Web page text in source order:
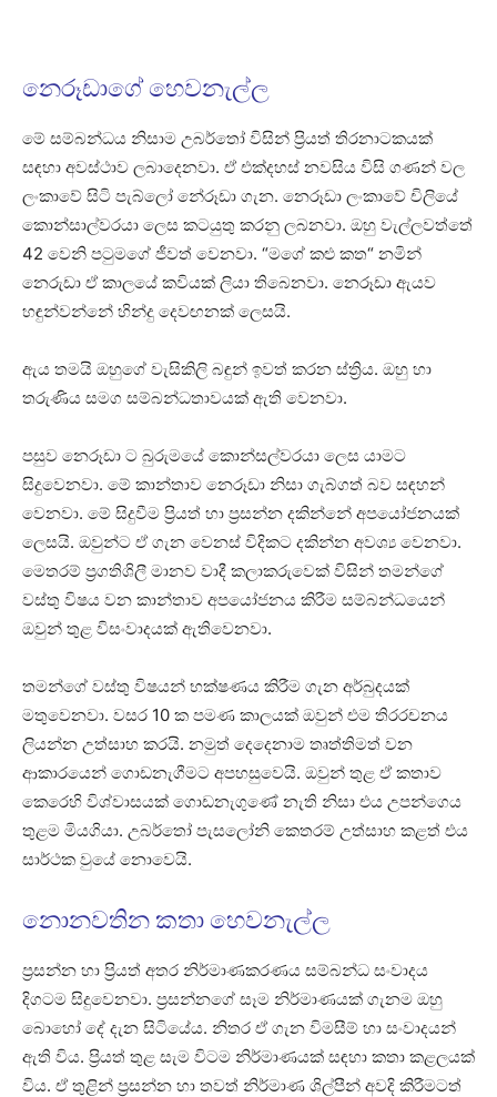
නෙරූඩාගේ හෙවනැල්ල
මේ සම්බන්ධය නිසාම උබර්තෝ විසින් ප්‍රියත් තිරනාටකයක්
සඳහා අවස්ථාව ලබාදෙනවා. ඒ එක්දහස් නවසිය විසි ගණන් වල
ලංකාවේ සිටි පැබ්ලෝ නේරූඩා ගැන. නෙරූඩා ලංකාවේ චිලියේ
කොන්සාල්වරයා ලෙස කටයුතු කරනු ලබනවා. ඔහු වැල්ලවත්තේ
42 වෙනි පටුමගේ ජීවත් වෙනවා. “මගේ කළු කත“ නමින්
නෙරුඩා ඒ කාලයේ කවියක් ලියා තිබෙනවා. නෙරූඩා ඇයව
හඳුන්වන්නේ හින්දු දෙවඟනක් ලෙසයි.
ඇය තමයි ඔහුගේ වැසිකිලි බඳුන් ඉවත් කරන ස්ත්‍රිය. ඔහු හා
තරුණිය සමග සම්බන්ධතාවයක් ඇති වෙනවා.
පසුව නෙරූඩා ට බුරුමයේ කොන්සල්වරයා ලෙස යාමට
සිදුවෙනවා. මේ කාන්තාව නෙරූඩා නිසා ගැබ්ගත් බව සඳහන්
වෙනවා. මේ සිදුවීම ප්‍රියත් හා ප්‍රසන්න දකින්නේ අපයෝජනයක්
ලෙසයි. ඔවුන්ට ඒ ගැන වෙනස් විදිකට දකින්න අවශ්‍ය වෙනවා.
මෙතරම් ප්‍රගතිශිලී මානව වාදී කලාකරුවෙක් විසින් තමන්ගේ
වස්තු විෂය වන කාන්තාව අපයෝජනය කිරීම සම්බන්ධයෙන්
ඔවුන් තුළ විසංවාදයක් ඇතිවෙනවා.
තමන්ගේ වස්තු විෂයන් භක්ෂණය කිරීම ගැන අර්බුදයක්
මතුවෙනවා. වසර 10 ක පමණ කාලයක් ඔවුන් එම තිරරචනය
ලියන්න උත්සාහ කරයි. නමුත් දෙදෙනාම තෘත්තිමත් වන
ආකාරයෙන් ගොඩනැගීමට අපහසුවෙයි. ඔවුන් තුළ ඒ කතාව
කෙරෙහි විශ්වාසයක් ගොඩනැගුණේ නැති නිසා එය උපන්ගෙය
තුළම මියගියා. උබර්තෝ පැසලෝනි කෙතරම් උත්සාහ කළත් එය
සාර්ථක වුයේ නොවෙයි.
නොනවතින කතා හෙවනැල්ල
ප්‍රසන්න හා ප්‍රියත් අතර නිර්මාණකරණය සම්බන්ධ සංවාදය
දිගටම සිදුවෙනවා. ප්‍රසන්නගේ සෑම නිර්මාණයක් ගැනම ඔහු
බොහෝ දේ දැන සිටියේය. නිතර ඒ ගැන විමසීම් හා සංවාදයන්
ඇති විය. ප්‍රියත් තුළ සැම විටම නිර්මාණයක් සඳහා කතා කළලයක්
විය. ඒ තුළින් ප්‍රසන්න හා තවත් නිර්මාණ ශිල්පීන් අවදි කිරීමටත්